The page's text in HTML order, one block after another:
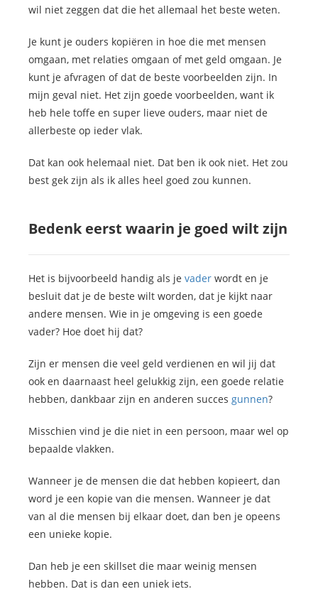
wil niet zeggen dat die het allemaal het beste weten.
Je kunt je ouders kopiëren in hoe die met mensen
omgaan, met relaties omgaan of met geld omgaan. Je
kunt je afvragen of dat de beste voorbeelden zijn. In
mijn geval niet. Het zijn goede voorbeelden, want ik
heb hele toffe en super lieve ouders, maar niet de
allerbeste op ieder vlak.
Dat kan ook helemaal niet. Dat ben ik ook niet. Het zou
best gek zijn als ik alles heel goed zou kunnen.
Bedenk eerst waarin je goed wilt zijn
Het is bijvoorbeeld handig als je vader wordt en je
besluit dat je de beste wilt worden, dat je kijkt naar
andere mensen. Wie in je omgeving is een goede
vader? Hoe doet hij dat?
Zijn er mensen die veel geld verdienen en wil jij dat
ook en daarnaast heel gelukkig zijn, een goede relatie
hebben, dankbaar zijn en anderen succes gunnen?
Misschien vind je die niet in een persoon, maar wel op
bepaalde vlakken.
Wanneer je de mensen die dat hebben kopieert, dan
word je een kopie van die mensen. Wanneer je dat
van al die mensen bij elkaar doet, dan ben je opeens
een unieke kopie.
Dan heb je een skillset die maar weinig mensen
hebben. Dat is dan een uniek iets.